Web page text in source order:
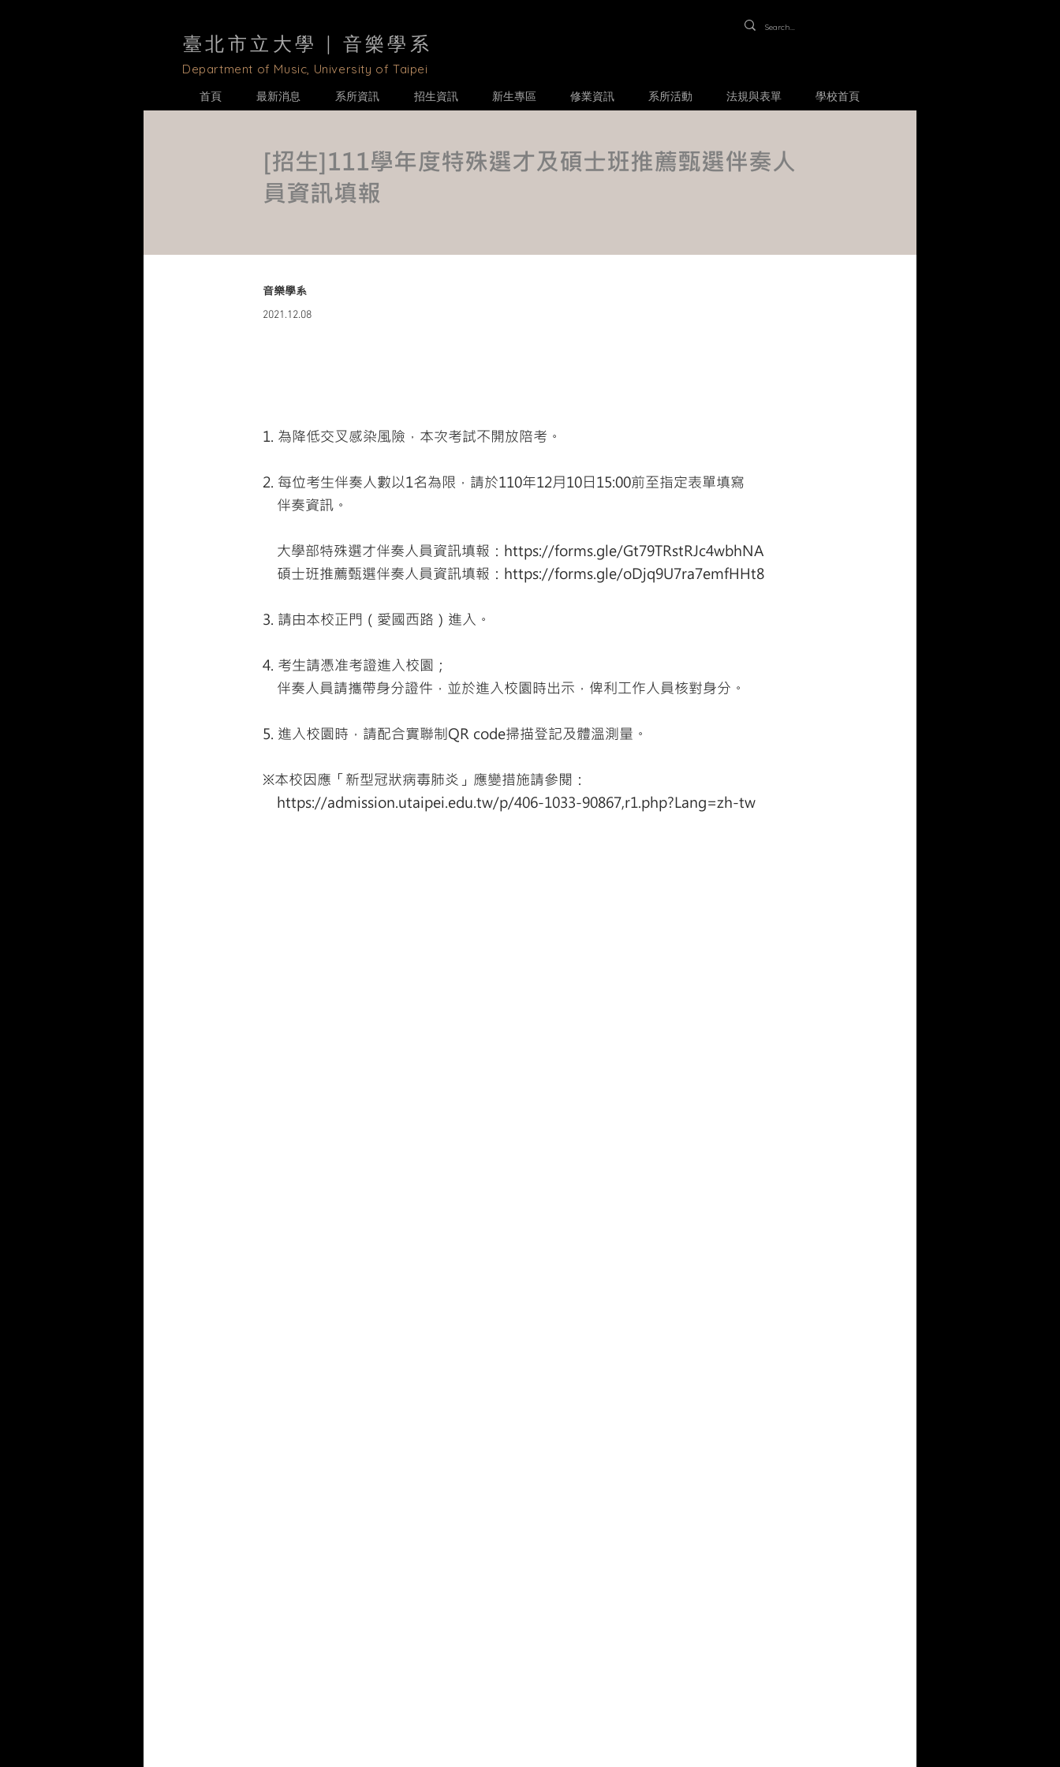
Department of Music, University of Taipei
臺北市立大學 | 音樂學 系
首頁 最新消息 系所資訊 招生資訊 新生專區 修業資訊 系所活動 法規與表單 學校首頁
[招生]111學年度特殊選才及碩士班推薦甄選伴奏人
員資訊填報
音樂學系
2021.12.08
1. 為降低交叉感染風險，本次考試不開放陪考。
2. 每位考生伴奏人數以1名為限，請於110年12月10日15:00前至指定表單填寫
伴奏資訊。
大學部特殊選才伴奏人員資訊填報： https://forms.gle/Gt79TRstRJc4wbhNA
碩士班推薦甄選伴奏人員資訊填報： https://forms.gle/oDjq9U7ra7emfHHt8
3. 請由本校正門（愛國西路）進入。
4. 考生請憑准考證進入校園；
伴奏人員請攜帶身分證件，並於進入校園時出示，俾利工作人員核對身分。
5. 進入校園時，請配合實聯制QR code掃描登記及體溫測量。
※本校因應「新型冠狀病毒肺炎」應變措施請參閱：
https://admission.utaipei.edu.tw/p/406-1033-90867,r1.php?Lang=zh-tw